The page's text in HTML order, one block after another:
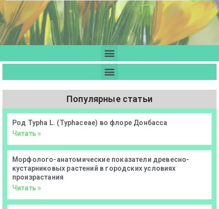
Популярные статьи
Род Typha L. (Typhaceae) во флоре Донбасса
Читать »
Морфолого-анатомические показатели древесно-
кустарниковых растений в городских условиях
произрастания
Читать »